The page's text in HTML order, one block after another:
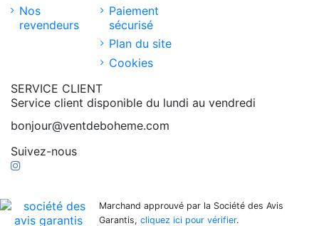
Nos
revendeurs
Paiement
sécurisé
Plan du site
Cookies
SERVICE CLIENT
Service client disponible du lundi au vendredi
bonjour@ventdeboheme.com
Marchand approuvé par la Société des Avis
Garantis,cliquez ici pour vérifier.
Suivez-nous